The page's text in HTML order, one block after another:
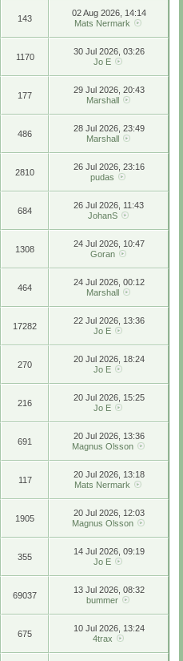
143
02 Aug 2026, 14:14
Mats Nermark
1170
30 Jul 2026, 03:26
Jo E
177
29 Jul 2026, 20:43
Marshall
486
28 Jul 2026, 23:49
Marshall
2810
26 Jul 2026, 23:16
pudas
684
26 Jul 2026, 11:43
JohanS
1308
24 Jul 2026, 10:47
Goran
464
24 Jul 2026, 00:12
Marshall
17282
22 Jul 2026, 13:36
Jo E
270
20 Jul 2026, 18:24
Jo E
216
20 Jul 2026, 15:25
Jo E
691
20 Jul 2026, 13:36
Magnus Olsson
117
20 Jul 2026, 13:18
Mats Nermark
1905
20 Jul 2026, 12:03
Magnus Olsson
355
14 Jul 2026, 09:19
Jo E
69037
13 Jul 2026, 08:32
bummer
675
10 Jul 2026, 13:24
4trax